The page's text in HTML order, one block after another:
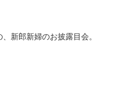
新郎新婦のお披露目会。